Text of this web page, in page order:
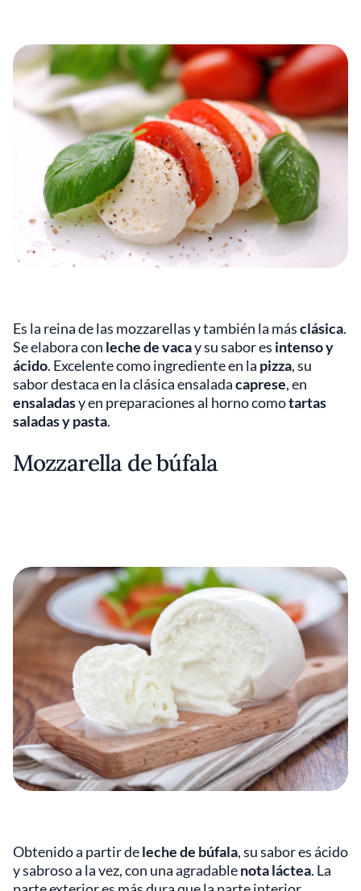
Es la reina de las mozzarellas y también la másclásica.
Se elabora con leche de vacay su sabor es intenso y
ácido. Excelente como ingrediente en la pizza, su
sabor destaca en la clásica ensaladacaprese, en
ensaladasy en preparaciones al horno comotartas
saladas y pasta.
Mozzarella de búfala
Obtenido a partir deleche de búfala, su sabor es ácido
y sabroso a la vez, con una agradablenota láctea. La